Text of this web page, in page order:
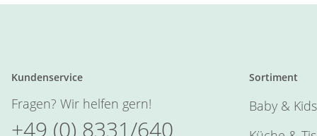
Kundenservice
Fragen? Wir helfen gern!
+49 (0) 8331/640
Sortiment
Baby & Kids